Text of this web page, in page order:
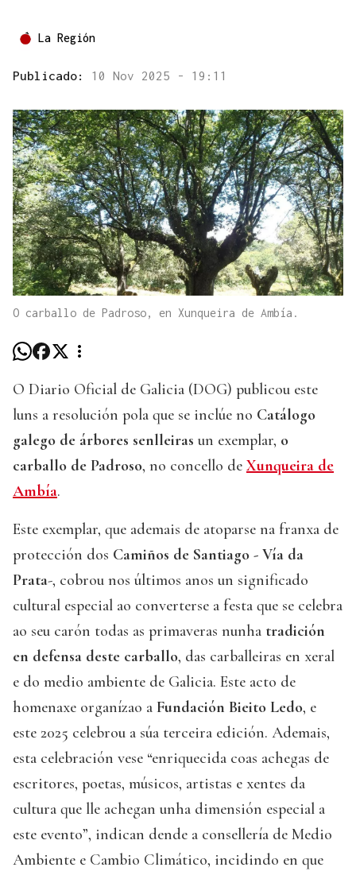
La Región
Publicado: 10 Nov 2025 - 19:11
O carballo de Padroso, en Xunqueira de Ambía.
O Diario Oficial de Galicia (DOG) publicou este
luns a resolución pola que se inclúe no Catálogo
galego de árbores senlleiras un exemplar, o
carballo de Padroso, no concello de Xunqueira de
Ambía.
Este exemplar, que ademais de atoparse na franxa de
protección dos Camiños de Santiago - Vía da
Prata-, cobrou nos últimos anos un significado
cultural especial ao converterse a festa que se celebra
ao seu carón todas as primaveras nunha tradición
en defensa deste carballo, das carballeiras en xeral
e do medio ambiente de Galicia. Este acto de
homenaxe organízao a Fundación Bieito Ledo, e
este 2025 celebrou a súa terceira edición. Ademais,
esta celebración vese “enriquecida coas achegas de
escritores, poetas, músicos, artistas e xentes da
cultura que lle achegan unha dimensión especial a
este evento”, indican dende a consellería de Medio
Ambiente e Cambio Climático, incidindo en que